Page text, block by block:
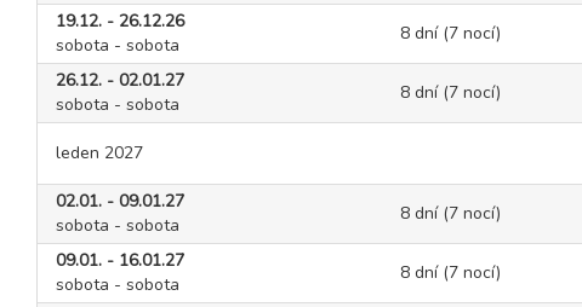
19.12. - 26.12.26
sobota - sobota
8 dní (7 nocí)
26.12. - 02.01.27
sobota - sobota
8 dní (7 nocí)
leden 2027
02.01. - 09.01.27
sobota - sobota
8 dní (7 nocí)
09.01. - 16.01.27
sobota - sobota
8 dní (7 nocí)